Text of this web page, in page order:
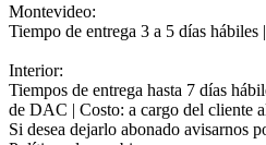
Montevideo:
Tiempo de entrega 3 a 5 días hábiles
Interior:
Tiempos de entrega hasta 7 días
de DAC | Costo: a cargo del cliente
Si desea dejarlo abonado avisarnos